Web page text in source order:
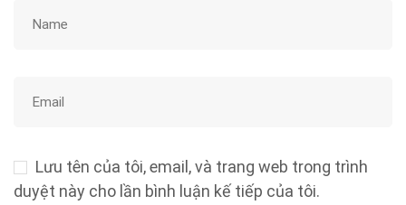
Lưu tên của tôi, email, và trang web trong trình
duyệt này cho lần bình luận kế tiếp của tôi.